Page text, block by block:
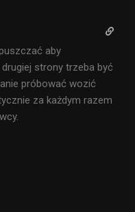
aby
strony trzeba być
próbować wozić
za każdym razem